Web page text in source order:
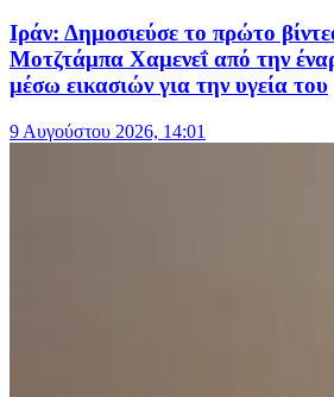
Ιράν: Δημοσιεύσε το πρώτο
Μοτζτάμπα Χαμενεΐ από την
μέσω εικασιών για την υγεία του
9 Αυγούστου 2026, 14:01